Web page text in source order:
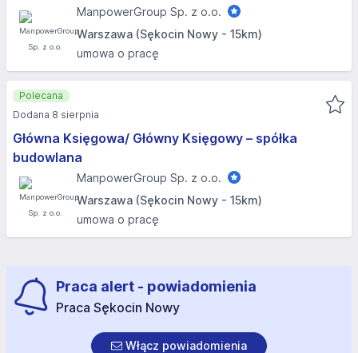
ManpowerGroup Sp. z o.o.
Warszawa (Sękocin Nowy - 15km)
umowa o pracę
Główna Księgowa/ Główny Księgowy – spółka
budowlana
ManpowerGroup Sp. z o.o.
Warszawa (Sękocin Nowy - 15km)
umowa o pracę
Polecana
Dodana 8 sierpnia
Praca alert - powiadomienia
Praca Sękocin Nowy
Włącz powiadomienia